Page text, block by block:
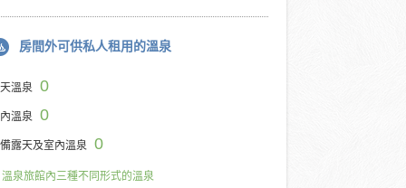
房間外可供私人租用的溫泉
溫泉 0
溫泉 0
露天及室內溫泉 0
溫泉旅館內三種不同形式的溫泉